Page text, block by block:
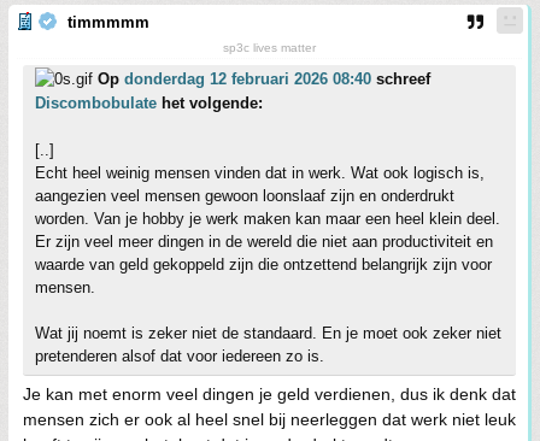
timmmmm
sp3c lives matter
Op donderdag 12 februari 2026 08:40 schreef
Discombobulate het volgende:
[..]
Echt heel weinig mensen vinden dat in werk. Wat ook logisch is,
aangezien veel mensen gewoon loonslaaf zijn en onderdrukt
worden. Van je hobby je werk maken kan maar een heel klein deel.
Er zijn veel meer dingen in de wereld die niet aan productiviteit en
waarde van geld gekoppeld zijn die ontzettend belangrijk zijn voor
mensen.
Wat jij noemt is zeker niet de standaard. En je moet ook zeker niet
pretenderen alsof dat voor iedereen zo is.
Je kan met enorm veel dingen je geld verdienen, dus ik denk dat
mensen zich er ook al heel snel bij neerleggen dat werk niet leuk